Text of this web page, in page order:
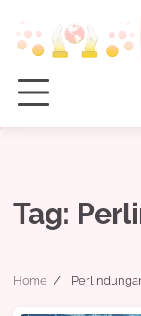
content
Tag:
Home